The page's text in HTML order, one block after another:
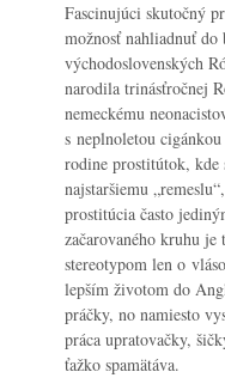
Fascinujúci skutočný
možnosť nahliadnuť do
východoslovenských
narodila trinásťročnej
nemeckému
s neplnoletou
rodine prostitútok, kde
najstaršiemu
prostitúcia často
začarovaného kruhu
stereotypom len o
lepším životom do
práčky, no namiesto
práca upratovačky,
ťažko spamätáva.